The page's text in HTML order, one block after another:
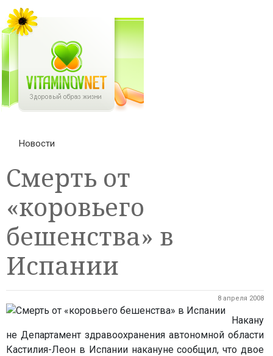
Новости
Смерть от
«коровьего
бешенства» в
Испании
8 апреля 2008
Накану
не Департамент здравоохранения автономной области
Кастилия-Леон в Испании накануне сообщил, что двое